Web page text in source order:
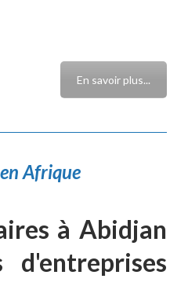
En savoir plus...
Afrique
à Abidjan
d'entreprises